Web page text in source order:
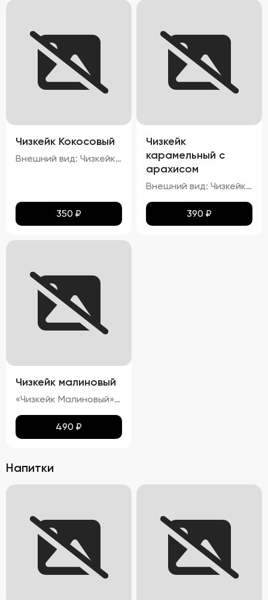
Чизкейк Кокосовый
Внешний вид: Чизкейк должен иметь гладкую, ровную поверхность, без трещин и повреждений. Верхняя часть может быть украшена кокосовой стружкой. Цвет: Основу чизкейка должен составлять белый или кремовый цвет, а кокосовая начинка – белый или слегка желтоватый. Структура: Консистенция чизкейка должна быть нежной, кремовой, легко ломающейся вилкой. Вкус: Вкус должен быть сливочным, с выраженными нотами кокоса. Запах: Приятный аромат кокоса и сливок.
350 ₽
Чизкейк
карамельный с
арахисом
Внешний вид: Чизкейк должен иметь гладкую, ровную поверхность, без трещин и повреждений. Верхняя часть может быть украшена карамелью и кусочками арахиса. Цвет: Основу чизкейка должен составлять белый или кремовый цвет, а карамельная начинка – золотисто-коричневая. Структура: Консистенция чизкейка должна быть нежной, кремовой, легко ломающейся вилкой. Вкус: Вкус должен быть сливочным, с выраженными нотами карамели и орехового привкуса от арахиса. Запах: Приятный аромат карамели и ореха.
390 ₽
Чизкейк малиновый
«Чизкейк Малиновый» — изысканный десерт, воплощающий гармонию вкуса и красоты. Его гладкая, словно бархатная, поверхность украшена свежими ягодами малины, подчеркивающими яркость насыщенного красного цвета. Нежнейшая кремовая структура тает во рту, оставляя приятное послевкусие сливочного сыра с легкими нотками кислинки спелой малины. Аромат этого чизкейка пленяет сочетанием свежих ягод и сливочных оттенков, создавая ощущение настоящего кулинарного праздника.»
490 ₽
Напитки